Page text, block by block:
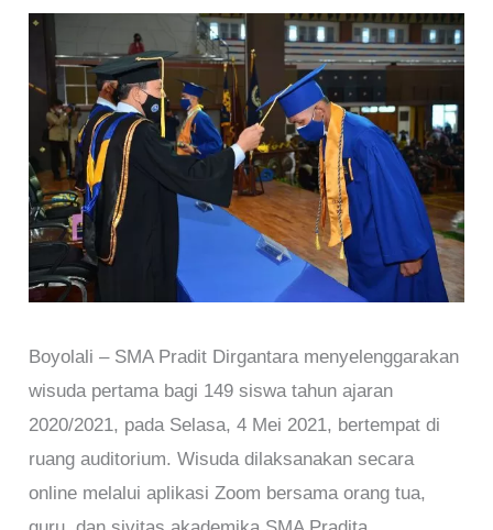
Boyolali – SMA Pradit Dirgantara menyelenggarakan
wisuda pertama bagi 149 siswa tahun ajaran
2020/2021, pada Selasa, 4 Mei 2021, bertempat di
ruang auditorium. Wisuda dilaksanakan secara
online melalui aplikasi Zoom bersama orang tua,